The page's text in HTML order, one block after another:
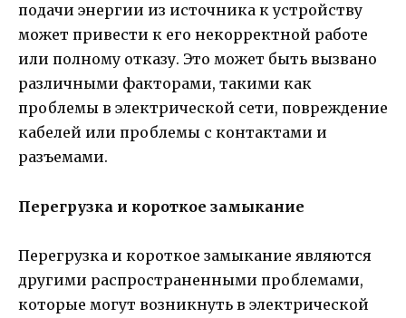
подачи энергии из источника к устройству
может привести к его некорректной работе
или полному отказу. Это может быть вызвано
различными факторами, такими как
проблемы в электрической сети, повреждение
кабелей или проблемы с контактами и
разъемами.
Перегрузка и короткое замыкание
Перегрузка и короткое замыкание являются
другими распространенными проблемами,
которые могут возникнуть в электрической